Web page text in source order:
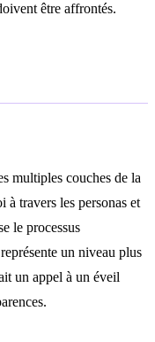
être affrontés.
multiples couches de la
travers les personas et
le processus
un niveau plus
un appel à un éveil